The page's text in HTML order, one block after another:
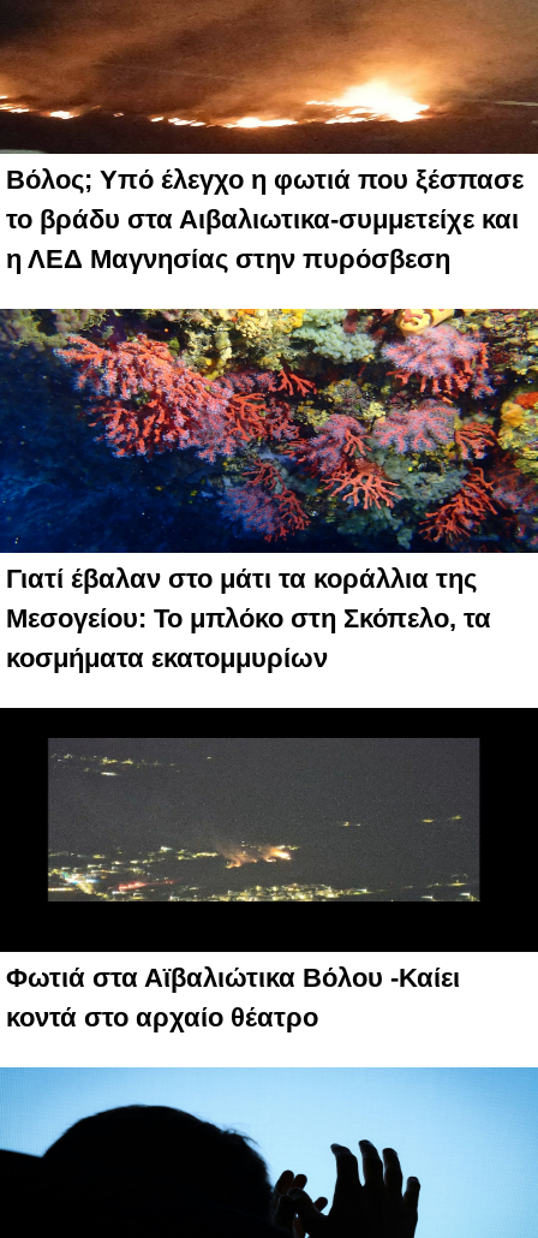
Βόλος; Yπό έλεγχο η φωτιά που ξέσπασε
το βράδυ στα Αιβαλιωτικα-συμμετείχε και
η ΛΕΔ Μαγνησίας στην πυρόσβεση
Γιατί έβαλαν στο μάτι τα κοράλλια της
Μεσογείου: Το μπλόκο στη Σκόπελο, τα
κοσμήματα εκατομμυρίων
Φωτιά στα Αϊβαλιώτικα Βόλου -Καίει
κοντά στο αρχαίο θέατρο